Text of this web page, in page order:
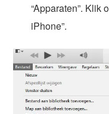
“Apparaten”. Klik
iPhone”.